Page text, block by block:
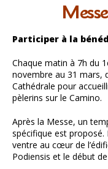
Participer à la
Chaque matin à 7h du
novembre au 31 mars,
Cathédrale pour
pèlerins sur le Camino.
Après la Messe, un
spécifique est proposé.
ventre au cœur de
Podiensis et le début